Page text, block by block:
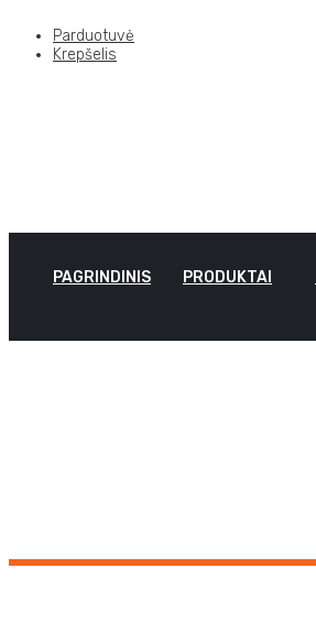
Parduotuvė
Krepšelis
PAGRINDINIS PRODUKTAI